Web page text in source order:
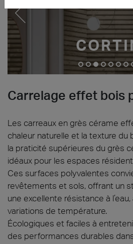
CARRELAGE
Carrelage effet bois
Les carreaux en grès cérame
chaleur naturelle et la texture du
la praticité supérieures du grès
idéaux pour les espaces
Ces surfaces polyvalentes
revêtements et sols, offrant un
une excellente résistance à
variations de température.
Écologiques et faciles à
des performances durables